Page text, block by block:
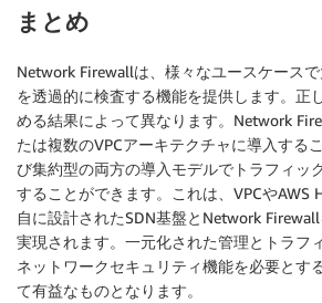
まとめ
Network Firewallは、様々なユースケース
を透過的に検査する機能を提供します。正
める結果によって異なります。Network
たは複数のVPCアーキテクチャに導入する
び集約型の両方の導入モデルでトラフィッ
することができます。これは、VPCやAWS
自に設計されたSDN基盤とNetwork
実現されます。一元化された管理とトラフ
ネットワークセキュリティ機能を必要とす
て有益なものとなります。